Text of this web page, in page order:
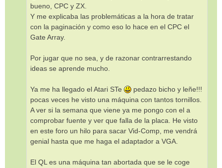
bueno, CPC y ZX.
Y me explicaba las problemáticas a la hora de tratar
con la paginación y como eso lo hace en el CPC el
Gate Array.
Por jugar que no sea, y de razonar contrarrestando
ideas se aprende mucho.
Ya me ha llegado el Atari STe
pedazo bicho y leñe!!!
pocas veces he visto una máquina con tantos tornillos.
A ver si la semana que viene ya me pongo con el a
comprobar fuente y ver que falla de la placa. He visto
en este foro un hilo para sacar Vid-Comp, me vendrá
genial hasta que me haga el adaptador a VGA.
El QL es una máquina tan abortada que se le coge